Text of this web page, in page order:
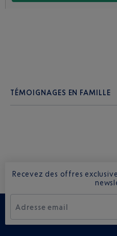
TÉMOIGNAGES EN FAMILLE
Recevez des offres
Adresse email